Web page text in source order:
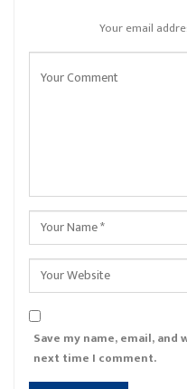
Your email
Save my name, email,
next time I comment.